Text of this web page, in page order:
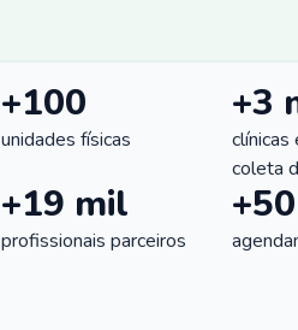
+100
unidades físicas
+3
coleta
+19 mil
profissionais parceiros